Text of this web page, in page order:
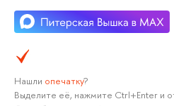
Нашли опечатку?
Выделите её, нажмите Ctrl+Enter и